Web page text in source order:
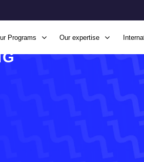
Programs Our expertise